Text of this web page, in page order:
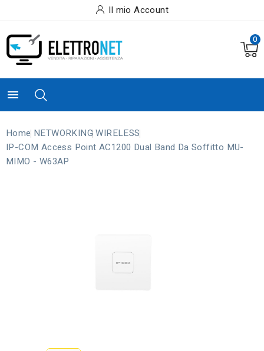
Il mio Account
0

Home NETWORKING WIRELESS
IP-COM Access Point AC1200 Dual Band Da Soffitto MU-
MIMO - W63AP